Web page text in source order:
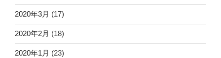
2020年3月 (17)
2020年2月 (18)
2020年1月 (23)